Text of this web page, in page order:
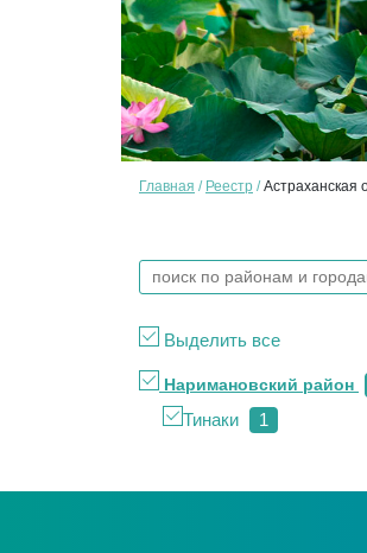
Главная Реестр Астраханская
Выделить все
Наримановский район
Тинаки 1